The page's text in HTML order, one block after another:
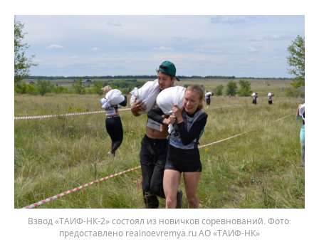
Взвод «ТАИФ-НК-2» состоял из новичков соревнований. Фото:
предоставлено realnoevremya.ru АО «ТАИФ-НК»